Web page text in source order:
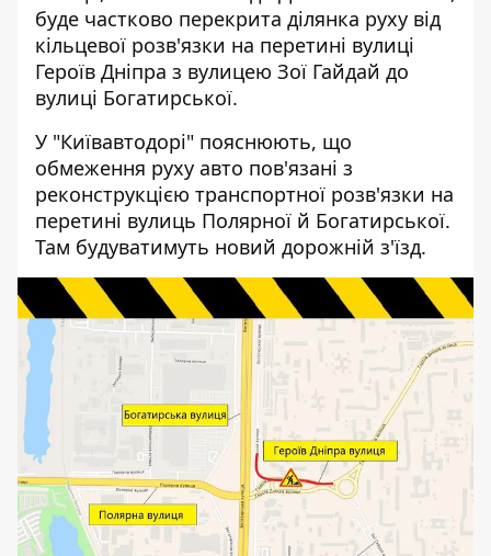
буде частково перекрита ділянка руху від
кільцевої розв'язки на перетині вулиці
Героїв Дніпра з вулицею Зої Гайдай до
вулиці Богатирської.
У "Київавтодорі" пояснюють, що
обмеження руху авто пов'язані з
реконструкцією транспортної розв'язки на
перетині вулиць Полярної й Богатирської.
Там будуватимуть новий дорожній з'їзд.